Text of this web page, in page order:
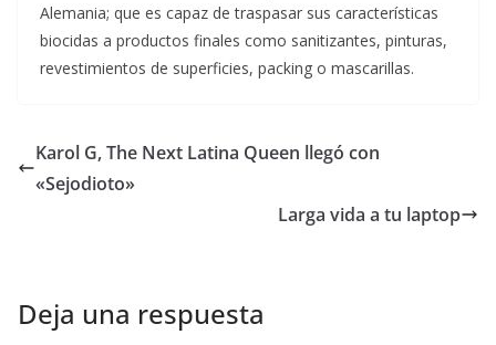
Alemania; que es capaz de traspasar sus características
biocidas a productos finales como sanitizantes, pinturas,
revestimientos de superficies, packing o mascarillas.
Karol G, The Next Latina Queen llegó con
«Sejodioto»
Larga vida a tu laptop
Deja una respuesta